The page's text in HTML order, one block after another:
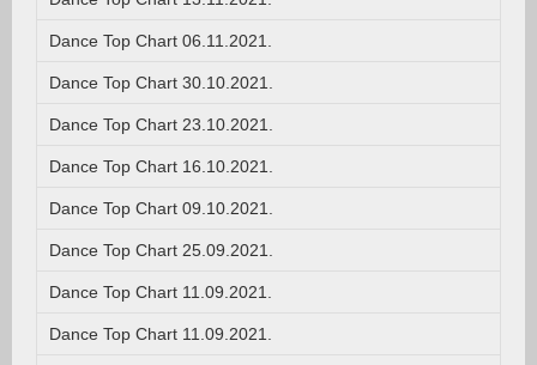
Dance Top Chart 06.11.2021.
Dance Top Chart 30.10.2021.
Dance Top Chart 23.10.2021.
Dance Top Chart 16.10.2021.
Dance Top Chart 09.10.2021.
Dance Top Chart 25.09.2021.
Dance Top Chart 11.09.2021.
Dance Top Chart 11.09.2021.